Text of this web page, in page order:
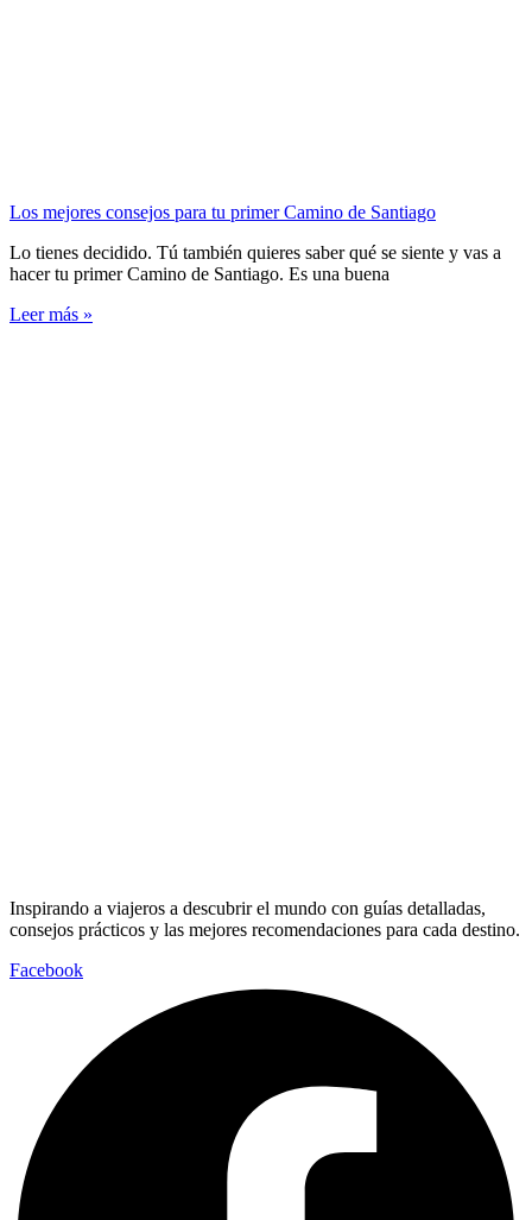
Los mejores consejos para tu primer Camino de Santiago
Lo tienes decidido. Tú también quieres saber qué se siente y vas a
hacer tu primer Camino de Santiago. Es una buena
Leer más »
Inspirando a viajeros a descubrir el mundo con guías detalladas,
consejos prácticos y las mejores recomendaciones para cada destino.
Facebook